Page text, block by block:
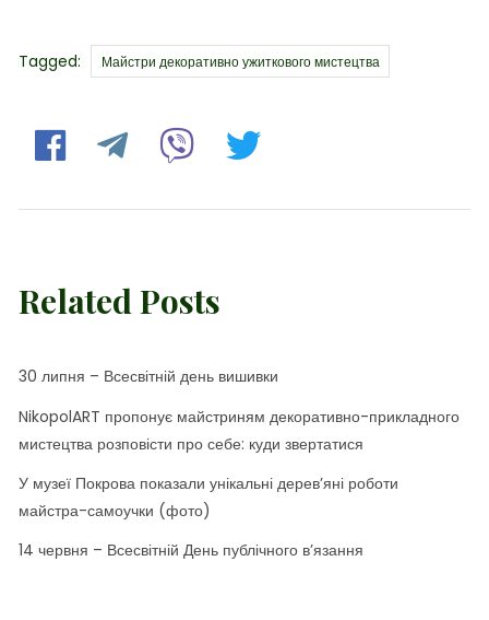
Tagged: Tags
Майстри декоративно ужиткового мистецтва
Related Posts
30 липня – Всесвітній день вишивки
NikopolART пропонує майстриням декоративно-прикладного
мистецтва розповісти про себе: куди звертатися
У музеї Покрова показали унікальні дерев’яні роботи
майстра-самоучки (фото)
14 червня – Всесвітній День публічного в’язання